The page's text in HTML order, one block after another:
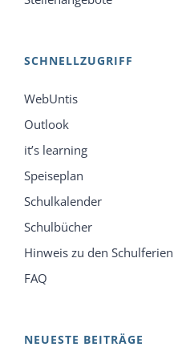
SCHNELLZUGRIFF
WebUntis
Outlook
it’s learning
Speiseplan
Schulkalender
Schulbücher
Hinweis zu den Schulferien
FAQ
NEUESTE BEITRÄGE